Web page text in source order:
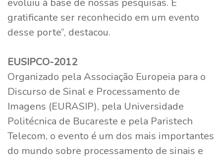
evoluiu à base de nossas pesquisas. É
gratificante ser reconhecido em um evento
desse porte”, destacou.
EUSIPCO-2012
Organizado pela Associação Europeia para o
Discurso de Sinal e Processamento de
Imagens (EURASIP), pela Universidade
Politécnica de Bucareste e pela Paristech
Telecom, o evento é um dos mais importantes
do mundo sobre processamento de sinais e